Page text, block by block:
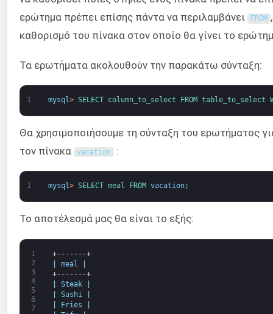
ερώτημα πρέπει επίσης πάντα να περιλαμβάνει
FROM
καθορισμό του πίνακα στον οποίο θα γίνει το
Τα ερωτήματα ακολουθούν την παρακάτω σύνταξη:
1 mysql> SELECT column_to_select FROM table_to_select
Θα χρησιμοποιήσουμε τη σύνταξη του ερωτήματος
τον πίνακα
vacation :
1 mysql> SELECT meal FROM vacation;
Το αποτέλεσμά μας θα είναι το εξής:
1
2
3
4
5
6
7
+-------+
meal
+-------+
Steak
Sushi
Fries